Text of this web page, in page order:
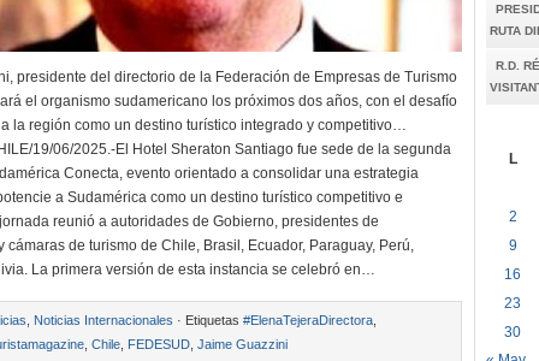
presidente del directorio de la Federación de Empresas de Turismo
el organismo sudamericano los próximos dos años, con el desafío
la región como un destino turístico integrado y competitivo…
19/06/2025.-El Hotel Sheraton Santiago fue sede de la segunda
Conecta, evento orientado a consolidar una estrategia
a Sudamérica como un destino turístico competitivo e
reunió a autoridades de Gobierno, presidentes de
cámaras de turismo de Chile, Brasil, Ecuador, Paraguay, Perú,
La primera versión de esta instancia se celebró en…
Noticias Internacionales · Etiquetas #ElenaTejeraDirectora
Chile FEDESUD Jaime Guazzini
RUTA
R.D.
L
2
9
16
23
30